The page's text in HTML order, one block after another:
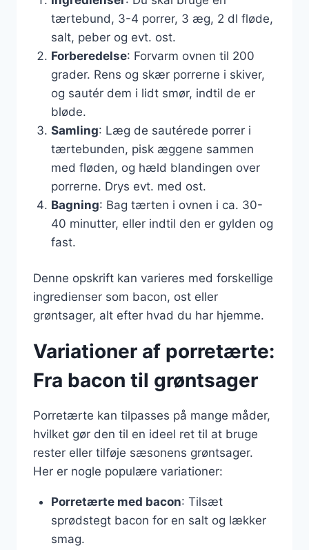
tærtebund, 3-4 porrer, 3 æg, 2 dl fløde,
salt, peber og evt. ost.
Forberedelse: Forvarm ovnen til 200
grader. Rens og skær porrerne i skiver,
og sautér dem i lidt smør, indtil de er
bløde.
Samling: Læg de sautérede porrer i
tærtebunden, pisk æggene sammen
med fløden, og hæld blandingen over
porrerne. Drys evt. med ost.
Bagning: Bag tærten i ovnen i ca. 30-
40 minutter, eller indtil den er gylden og
fast.
Denne opskrift kan varieres med forskellige
ingredienser som bacon, ost eller
grøntsager, alt efter hvad du har hjemme.
Variationer af porretærte:
Fra bacon til grøntsager
Porretærte kan tilpasses på mange måder,
hvilket gør den til en ideel ret til at bruge
rester eller tilføje sæsonens grøntsager.
Her er nogle populære variationer:
Porretærte med bacon: Tilsæt
sprødstegt bacon for en salt og lækker
smag.